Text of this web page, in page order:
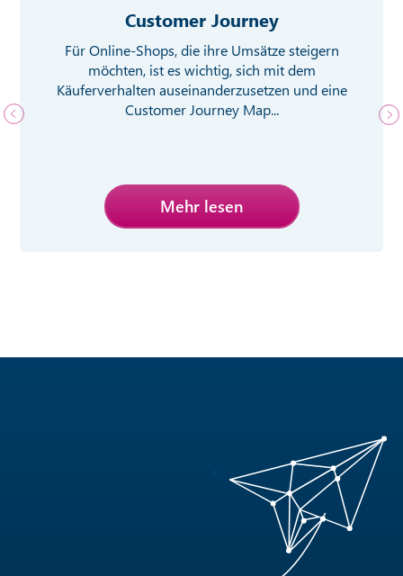
Customer Journey
Für Online-Shops, die ihre Umsätze steigern
möchten, ist es wichtig, sich mit dem
Käuferverhalten auseinanderzusetzen und eine
Customer Journey Map...
Mehr lesen